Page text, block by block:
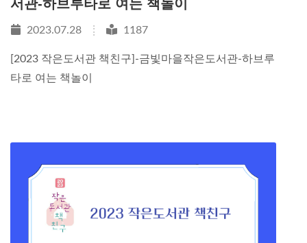
서관-하브루타로 여는 책놀이
2023.07.28 1187
[2023 작은도서관 책친구]-금빛마을작은도서관-하브루
타로 여는 책놀이